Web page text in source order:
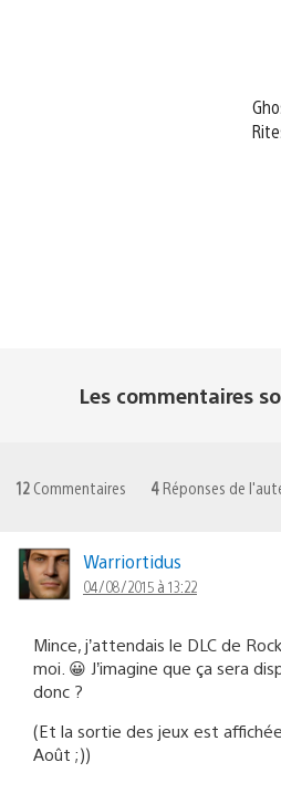
Les commentaires
12 Commentaires 4 Réponses de
Warriortidus
04/08/2015 à 13:22
Mince, j’attendais le DLC de
moi. 😀 J’imagine que ça sera
donc ?
(Et la sortie des jeux est
Août ;))